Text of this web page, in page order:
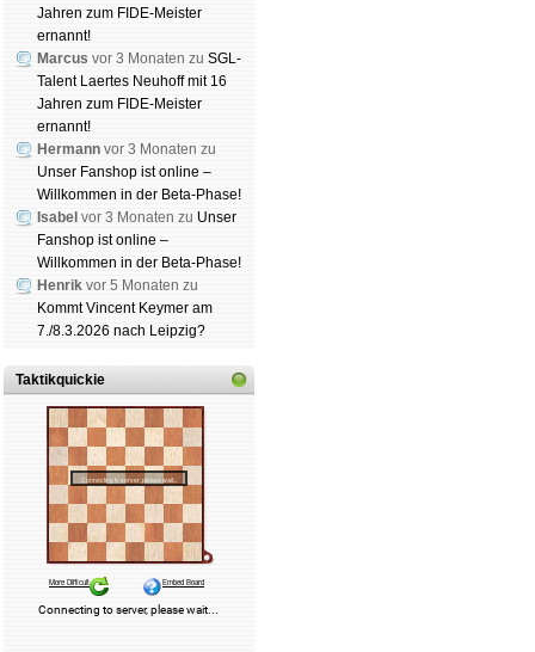
Jahren zum FIDE-Meister
ernannt!
Marcus vor 3 Monaten zu SGL-
Talent Laertes Neuhoff mit 16
Jahren zum FIDE-Meister
ernannt!
Hermann vor 3 Monaten zu
Unser Fanshop ist online –
Willkommen in der Beta-Phase!
Isabel vor 3 Monaten zu Unser
Fanshop ist online –
Willkommen in der Beta-Phase!
Henrik vor 5 Monaten zu
Kommt Vincent Keymer am
7./8.3.2026 nach Leipzig?
Taktikquickie